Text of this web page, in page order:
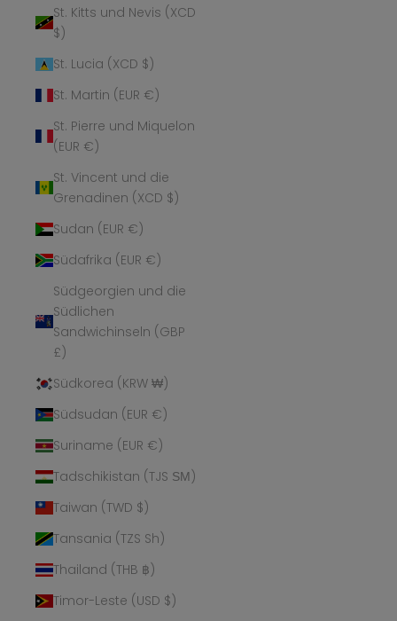
St. Kitts und Nevis (XCD
$)
St. Lucia (XCD $)
St. Martin (EUR €)
St. Pierre und Miquelon
(EUR €)
St. Vincent und die
Grenadinen (XCD $)
Sudan (EUR €)
Südafrika (EUR €)
Südgeorgien und die
Südlichen
Sandwichinseln (GBP
£)
Südkorea (KRW ₩)
Südsudan (EUR €)
Suriname (EUR €)
Tadschikistan (TJS ЅМ)
Taiwan (TWD $)
Tansania (TZS Sh)
Thailand (THB ฿)
Timor-Leste (USD $)